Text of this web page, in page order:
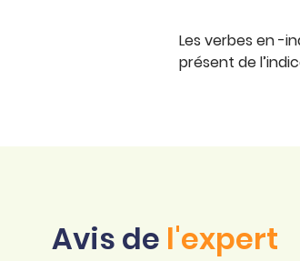
Les verbes en -
présent de
Avis de l'expert